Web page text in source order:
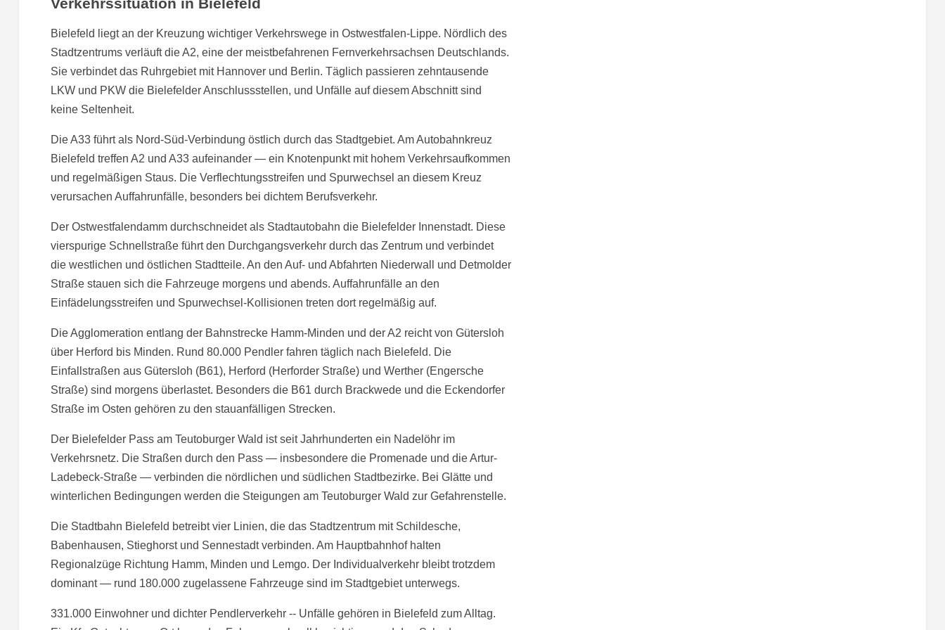
Bielefeld liegt an der Kreuzung wichtiger Verkehrswege in Ostwestfalen-Lippe. Nördlich des
Stadtzentrums verläuft die A2, eine der meistbefahrenen Fernverkehrsachsen Deutschlands.
Sie verbindet das Ruhrgebiet mit Hannover und Berlin. Täglich passieren zehntausende
LKW und PKW die Bielefelder Anschlussstellen, und Unfälle auf diesem Abschnitt sind
keine Seltenheit.
Die A33 führt als Nord-Süd-Verbindung östlich durch das Stadtgebiet. Am Autobahnkreuz
Bielefeld treffen A2 und A33 aufeinander — ein Knotenpunkt mit hohem Verkehrsaufkommen
und regelmäßigen Staus. Die Verflechtungsstreifen und Spurwechsel an diesem Kreuz
verursachen Auffahrunfälle, besonders bei dichtem Berufsverkehr.
Der Ostwestfalendamm durchschneidet als Stadtautobahn die Bielefelder Innenstadt. Diese
vierspurige Schnellstraße führt den Durchgangsverkehr durch das Zentrum und verbindet
die westlichen und östlichen Stadtteile. An den Auf- und Abfahrten Niederwall und Detmolder
Straße stauen sich die Fahrzeuge morgens und abends. Auffahrunfälle an den
Einfädelungsstreifen und Spurwechsel-Kollisionen treten dort regelmäßig auf.
Die Agglomeration entlang der Bahnstrecke Hamm-Minden und der A2 reicht von Gütersloh
über Herford bis Minden. Rund 80.000 Pendler fahren täglich nach Bielefeld. Die
Einfallstraßen aus Gütersloh (B61), Herford (Herforder Straße) und Werther (Engersche
Straße) sind morgens überlastet. Besonders die B61 durch Brackwede und die Eckendorfer
Straße im Osten gehören zu den stauanfälligen Strecken.
Der Bielefelder Pass am Teutoburger Wald ist seit Jahrhunderten ein Nadelöhr im
Verkehrsnetz. Die Straßen durch den Pass — insbesondere die Promenade und die Artur-
Ladebeck-Straße — verbinden die nördlichen und südlichen Stadtbezirke. Bei Glätte und
winterlichen Bedingungen werden die Steigungen am Teutoburger Wald zur Gefahrenstelle.
Die Stadtbahn Bielefeld betreibt vier Linien, die das Stadtzentrum mit Schildesche,
Babenhausen, Stieghorst und Sennestadt verbinden. Am Hauptbahnhof halten
Regionalzüge Richtung Hamm, Minden und Lemgo. Der Individualverkehr bleibt trotzdem
dominant — rund 180.000 zugelassene Fahrzeuge sind im Stadtgebiet unterwegs.
331.000 Einwohner und dichter Pendlerverkehr -- Unfälle gehören in Bielefeld zum Alltag.